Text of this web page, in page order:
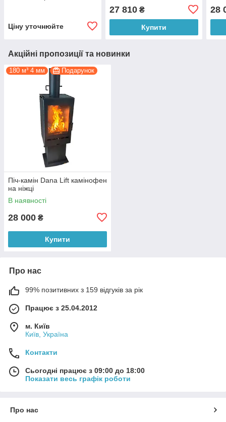
Ціну уточнюйте
27 810₴
Купити
28
Акційні пропозиції та новинки
180 м³ 4 мм Подарунок
Піч-камін Dana Lift камінофен
на ніжці
В наявності
28 000 ₴
Купити
Про нас
99% позитивних з 159 відгуків за рік
Працює з 25.04.2012
м. Київ
Київ, Україна
Контакти
Сьогодні працює з 09:00 до 18:00
Показати весь графік роботи
Про нас